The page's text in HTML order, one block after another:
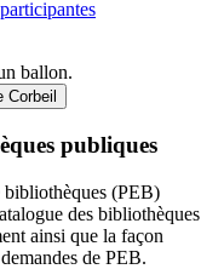
Corbeil
publiques
bibliothèques (PEB)
des bibliothèques
ainsi que la façon
de PEB.